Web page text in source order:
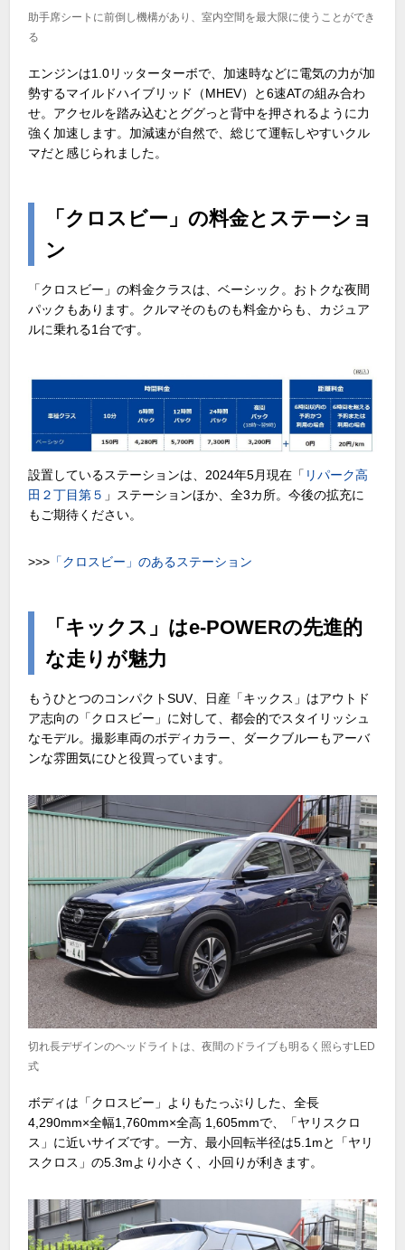
助手席シートに前倒し機構があり、室内空間を最大限に使うことができ
る
エンジンは1.0リッターターボで、加速時などに電気の力が加
勢するマイルドハイブリッド（MHEV）と6速ATの組み合わ
せ。アクセルを踏み込むとググっと背中を押されるように力
強く加速します。加減速が自然で、総じて運転しやすいクル
マだと感じられました。
「クロスビー」の料金とステーショ
ン
「クロスビー」の料金クラスは、ベーシック。おトクな夜間
パックもあります。クルマそのものも料金からも、カジュア
ルに乗れる1台です。
設置しているステーションは、2024年5月現在「 リパーク高
田２丁目第５ 」ステーションほか、全3カ所。今後の拡充に
もご期待ください。
>>> 「クロスビー」のあるステーション
「キックス」はe-POWERの先進的
な走りが魅力
もうひとつのコンパクトSUV、日産「キックス」はアウトド
ア志向の「クロスビー」に対して、都会的でスタイリッシュ
なモデル。撮影車両のボディカラー、ダークブルーもアーバ
ンな雰囲気にひと役買っています。
切れ長デザインのヘッドライトは、夜間のドライブも明るく照らすLED
式
ボディは「クロスビー」よりもたっぷりした、全長
4,290mm×全幅1,760mm×全高 1,605mmで、「ヤリスクロ
ス」に近いサイズです。一方、最小回転半径は5.1mと「ヤリ
スクロス」の5.3mより小さく、小回りが利きます。